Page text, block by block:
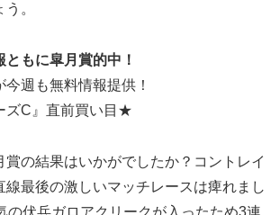
。
もに皐月賞的中！
週も無料情報提供！
ズC』直前買い目★
賞の結果はいかがでしたか？コントレイ
線最後の激しいマッチレースは痺れまし
の伏兵ガロアクリークが入ったため3連